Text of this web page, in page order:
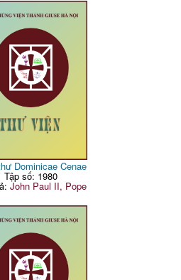
Dominicae Cenae
Tập số: 1980
John Paul II, Pope